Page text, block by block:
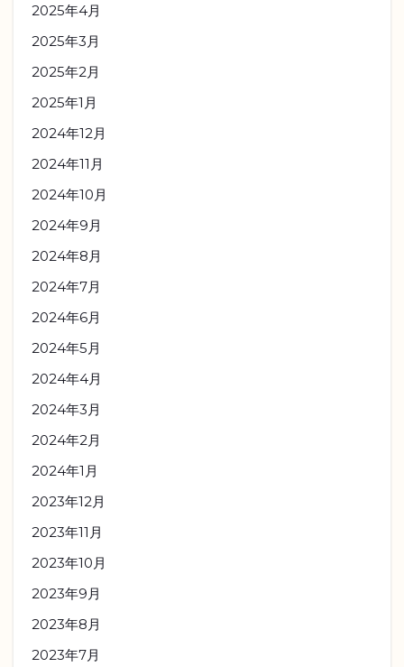
2025年4月
2025年3月
2025年2月
2025年1月
2024年12月
2024年11月
2024年10月
2024年9月
2024年8月
2024年7月
2024年6月
2024年5月
2024年4月
2024年3月
2024年2月
2024年1月
2023年12月
2023年11月
2023年10月
2023年9月
2023年8月
2023年7月